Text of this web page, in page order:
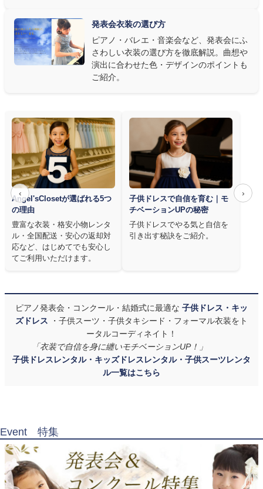
右腕のゆとり、管楽器なら胸元の締め付けがないこと——演奏の
質は衣装で変わります。Angel's Closetのレンタル衣装は、元ピ
アノ教師の店長が発表会・コンクールでのご使用を前提に厳選し
た商品
を多数ご用意しています。
発表会衣装の選び方
ピアノ・バレエ・音楽会など、発表会にふ
さわしい衣装の選び方を徹底解説。曲想や
演出に合わせた色・デザインのポイントも
ご紹介。
‹ ›
Angel'sClosetが選ばれる5つ
の理由
豊富な衣装・格安小物レンタ
ル・全国配送・安心の返却対
応など、はじめてでも安心し
てご利用いただけます。
子供ドレスで自信を育む｜モ
チベーションUPの秘密
子供ドレスでやる気と自信を
引き出す秘訣をご紹介。
ピアノ発表会・コンクール・結婚式に最適な 子供ドレス・キッ
ズドレス
・子供スーツ・子供タキシード・フォーマル衣装をト
ータルコーディネイト！
「衣装で自信を身に纏いモチベーションUP！」
子供ドレスレンタル・キッズドレスレンタル・子供スーツレンタ
ル一覧はこちら
Event 特集